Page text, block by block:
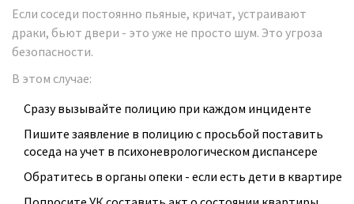
Если соседи постоянно пьяные, кричат, устраивают
драки, бьют двери - это уже не просто шум. Это угроза
безопасности.
В этом случае:
Сразу вызывайте полицию при каждом инциденте
Пишите заявление в полицию с просьбой поставить
соседа на учет в психоневрологическом диспансере
Обратитесь в органы опеки - если есть дети в квартире